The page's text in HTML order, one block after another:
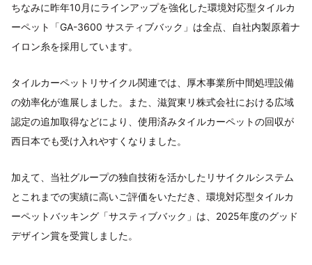
ちなみに昨年10月にラインアップを強化した環境対応型タイルカ
ーペット「GA-3600 サスティブバック」は全点、自社内製原着ナ
イロン糸を採用しています。
タイルカーペットリサイクル関連では、厚木事業所中間処理設備
の効率化が進展しました。また、滋賀東リ株式会社における広域
認定の追加取得などにより、使用済みタイルカーペットの回収が
西日本でも受け入れやすくなりました。
加えて、当社グループの独自技術を活かしたリサイクルシステム
とこれまでの実績に高いご評価をいただき、環境対応型タイルカ
ーペットバッキング「サスティブバック」は、2025年度のグッド
デザイン賞を受賞しました。